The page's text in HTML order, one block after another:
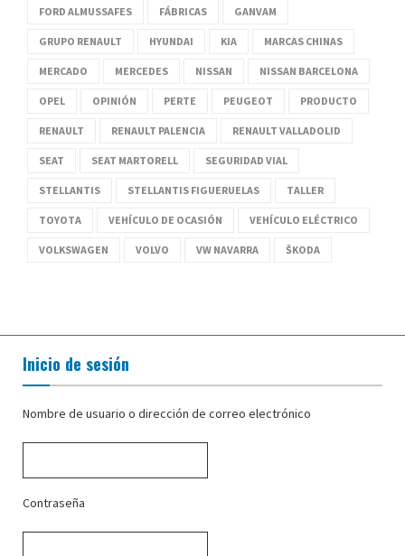
FORD ALMUSSAFES FÁBRICAS GANVAM
GRUPO RENAULT HYUNDAI KIA MARCAS CHINAS
MERCADO MERCEDES NISSAN NISSAN BARCELONA
OPEL OPINIÓN PERTE PEUGEOT PRODUCTO
RENAULT RENAULT PALENCIA RENAULT VALLADOLID
SEAT SEAT MARTORELL SEGURIDAD VIAL
STELLANTIS STELLANTIS FIGUERUELAS TALLER
TOYOTA VEHÍCULO DE OCASIÓN VEHÍCULO ELÉCTRICO
VOLKSWAGEN VOLVO VW NAVARRA ŠKODA
Inicio de sesión
Nombre de usuario o dirección de correo electrónico
Contraseña